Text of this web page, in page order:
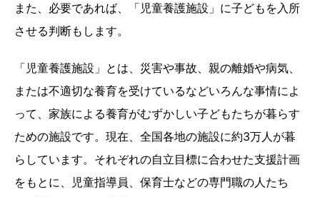
また、必要であれば、「児童養護施設」に子どもを入所
させる判断もします。
「児童養護施設」とは、災害や事故、親の離婚や病気、
または不適切な養育を受けているなどいろんな事情によ
って、家族による養育がむずかしい子どもたちが暮らす
ための施設です。現在、全国各地の施設に約3万人が暮
らしています。それぞれの自立目標に合わせた支援計画
をもとに、児童指導員、保育士などの専門職の人たち